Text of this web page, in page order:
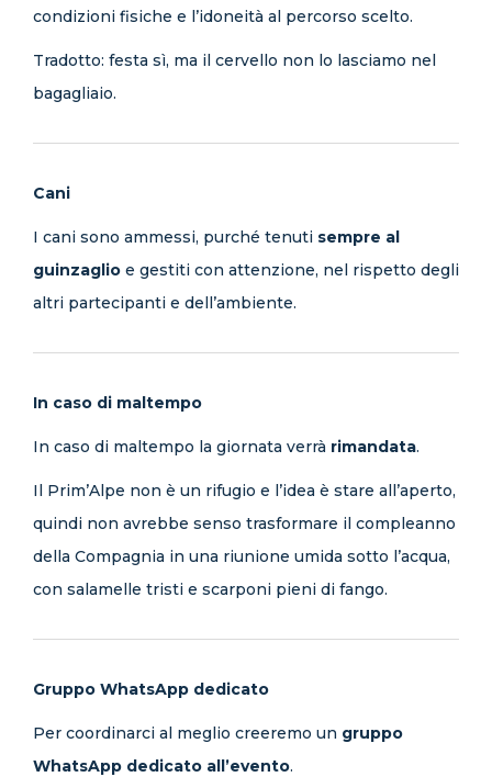
condizioni fisiche e l’idoneità al percorso scelto.
Tradotto: festa sì, ma il cervello non lo lasciamo nel
bagagliaio.
Cani
I cani sono ammessi, purché tenuti sempre al
guinzaglio e gestiti con attenzione, nel rispetto degli
altri partecipanti e dell’ambiente.
In caso di maltempo
In caso di maltempo la giornata verrà rimandata.
Il Prim’Alpe non è un rifugio e l’idea è stare all’aperto,
quindi non avrebbe senso trasformare il compleanno
della Compagnia in una riunione umida sotto l’acqua,
con salamelle tristi e scarponi pieni di fango.
Gruppo WhatsApp dedicato
Per coordinarci al meglio creeremo un gruppo
WhatsApp dedicato all’evento.